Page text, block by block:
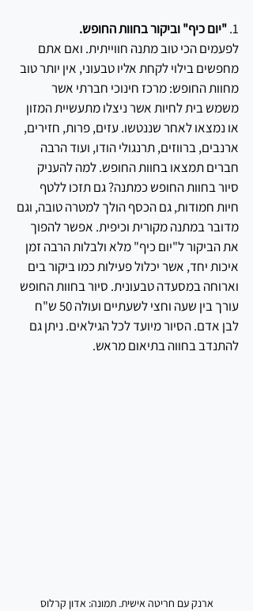
1. "יום כיף" וביקור בחוות החופש.
לפעמים הכי טוב מתנה חווייתית. ואם אתם
מחפשים בילוי לקחת אליו טבעוני, אין יותר טוב
מחוות החופש: מרכז חינוכי חברתי אשר
משמש בית לחיות אשר ניצלו מתעשיית המזון
או נמצאו לאחר שננטשו. עזים, פרות, חזירים,
ארנבים, ברווזים, תרנגולי הודו, ועוד הרבה
חברים תמצאו בחוות החופש. למה להעניק
סיור בחוות החופש כמתנה? גם תזכו ללטף
חיות חמודות, גם הכסף הולך למטרה טובה, וגם
מדובר במתנה מקורית וכיפית. אפשר להפוך
את הביקור ל"יום כיף" מלא ולבלות הרבה זמן
איכות יחד, אשר יכלול פעילות כמו ביקור בים
וארוחה במסעדה טבעונית. סיור בחוות החופש
עורך בין שעה וחצי לשעתיים ועולה 50 ש"ח
לבן אדם. הסיור מיועד לכל הגילאים. ניתן גם
להתנדב בחווה בתיאום מראש.
ארנק עם חריטה אישית. תמונה: אדון קרלוס